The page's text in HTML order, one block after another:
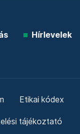
Hírlevelek
Etikai kódex
tájékoztató